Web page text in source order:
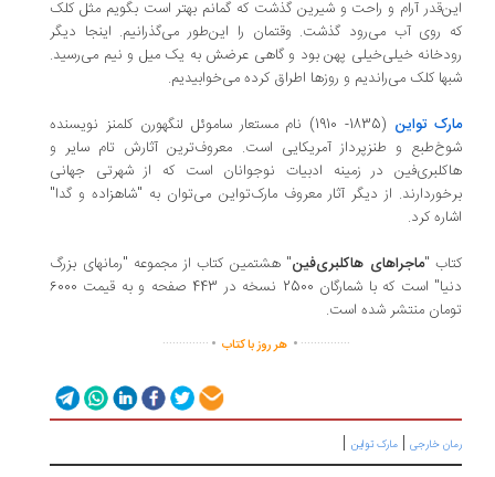
این‌قدر آرام و راحت و شیرین گذشت که گمانم بهتر است بگویم مثل کلک
که روی آب می‌رود گذشت. وقتمان را این‌طور می‌گذرانیم. اینجا دیگر
رودخانه خیلی‌خیلی پهن بود و گاهی عرضش به یک میل و نیم می‌رسید.
شبها کلک می‌راندیم و روزها اطراق کرده می‌خوابیدیم.
مارک تواین
(1835- 1910) نام مستعار ساموئل لنگهورن کلمنز نویسنده
شوخ‌طبع و طنزپرداز آمریکایی است. معروف‌ترین آثارش تام سایر و
هاکلبری‌فین در زمینه ادبیات نوجوانان است که از شهرتی جهانی
برخوردارند. از دیگر آثار معروف مارک‌تواین می‌توان به "شاهزاده و گدا"
اشاره کرد.
کتاب "ماجراهای هاکلبری‌فین" هشتمین کتاب از مجموعه "رمانهای بزرگ
دنیا" است که با شمارگان 2500 نسخه در 443 صفحه و به قیمت 6000
تومان منتشر شده است.
...............
. هر روز با کتاب .
..............
رمان خارجی | مارک تواین |